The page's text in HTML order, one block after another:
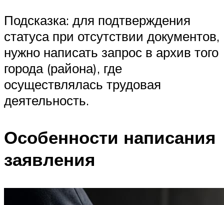
Подсказка: для подтверждения
статуса при отсутствии документов,
нужно написать запрос в архив того
города (района), где
осуществлялась трудовая
деятельность.
Особенности написания
заявления